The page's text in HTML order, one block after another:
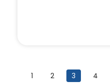
1 2 3 4